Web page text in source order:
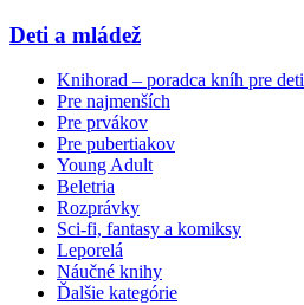
Deti a mládež
Knihorad – poradca kníh pre deti
Pre najmenších
Pre prvákov
Pre pubertiakov
Young Adult
Beletria
Rozprávky
Sci-fi, fantasy a komiksy
Leporelá
Náučné knihy
Ďalšie kategórie